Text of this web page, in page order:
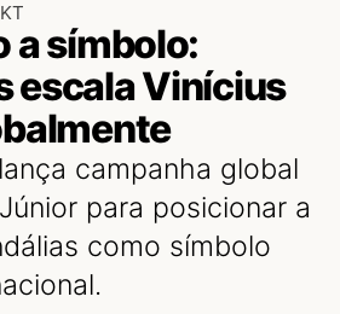
a símbolo:
escala Vinícius
campanha global
para posicionar a
como símbolo